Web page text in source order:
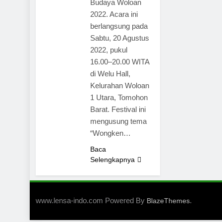
Budaya Woloan
2022. Acara ini
berlangsung pada
Sabtu, 20 Agustus
2022, pukul
16.00–20.00 WITA
di Welu Hall,
Kelurahan Woloan
1 Utara, Tomohon
Barat. Festival ini
mengusung tema
“Wongken…
Baca
Selengkapnya
www.lensa-indo.com Powered By BlazeThemes.